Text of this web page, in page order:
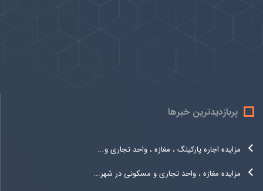
پربازدیدترین خبرها
مزایده اجاره پارکینگ ، مغازه ، واحد تجاری و...
مزایده مغازه ، واحد تجاری و مسکونی در شهر...